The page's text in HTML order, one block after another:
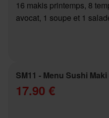
16 makis printemps, 8
avocat, 1 soupe et 1
SM11 - Menu Sushi
17.90 €